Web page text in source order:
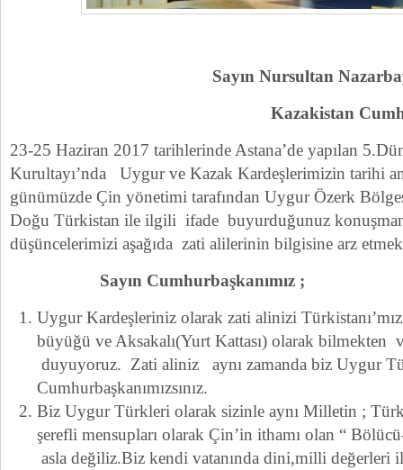
Sayın Nursultan
Kazakistan
23-25 Haziran 2017 tarihlerinde Astana’de yapılan
Kurultayı’nda Uygur ve Kazak Kardeşlerimizin tarihi
günümüzde Çin yönetimi tarafından Uygur Özerk
Doğu Türkistan ile ilgili ifade buyurduğunuz
düşüncelerimizi aşağıda zati alilerinin bilgisine arz
Sayın Cumhurbaşkanımız ;
Uygur Kardeşleriniz olarak zati alinizi
büyüğü ve Aksakalı(Yurt Kattası) olarak bilmekten
duyuyoruz. Zati aliniz aynı zamanda biz Uygur
Cumhurbaşkanımızsınız.
Biz Uygur Türkleri olarak sizinle aynı Milletin ;
şerefli mensupları olarak Çin’in ithamı olan “
asla değiliz.Biz kendi vatanında dini,milli değerleri